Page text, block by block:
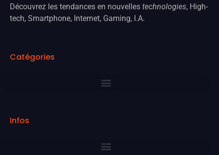
Découvrez les tendances en nouvelles technologies, High-
tech, Smartphone, Internet, Gaming, I.A.
Catégories
Infos